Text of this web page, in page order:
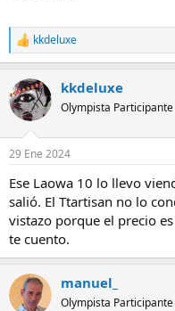
R
e
c
c
i
e
:
kkdeluxe
kkdeluxe
Olympista Participante
29 Ene 2024
Ese Laowa 10 lo llevo
salió. El Ttartisan no lo
vistazo porque el precio
te cuento.
manuel_
Olympista Participante